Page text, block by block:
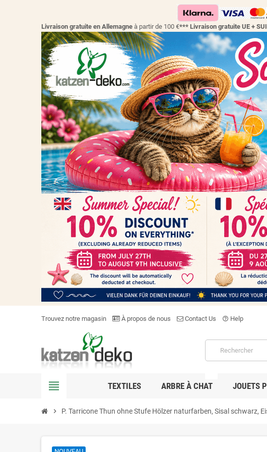
Livraison gratuite en Allemagne à partir de 100 €*** Livraison gratuite UE +
Trouvez notre magasin À propos de nous Contact Us help_outline Help
view_headline TEXTILES ARBRE À CHAT JOUETS
chevron_right P. Tarricone Thun ohne Stufe Hölzer naturfarben, Sisal schwarz,